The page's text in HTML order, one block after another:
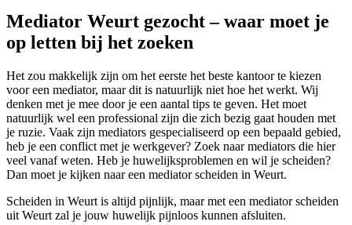
Mediator Weurt gezocht – waar moet je
op letten bij het zoeken
Het zou makkelijk zijn om het eerste het beste kantoor te kiezen
voor een mediator, maar dit is natuurlijk niet hoe het werkt. Wij
denken met je mee door je een aantal tips te geven. Het moet
natuurlijk wel een professional zijn die zich bezig gaat houden met
je ruzie. Vaak zijn mediators gespecialiseerd op een bepaald gebied,
heb je een conflict met je werkgever? Zoek naar mediators die hier
veel vanaf weten. Heb je huwelijksproblemen en wil je scheiden?
Dan moet je kijken naar een mediator scheiden in Weurt.
Scheiden in Weurt is altijd pijnlijk, maar met een mediator scheiden
uit Weurt zal je jouw huwelijk pijnloos kunnen afsluiten.